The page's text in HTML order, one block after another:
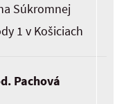
Súkromnej
1 v Košiciach
Pachová